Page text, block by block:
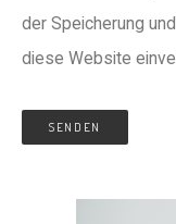
der Speicherung
diese Website